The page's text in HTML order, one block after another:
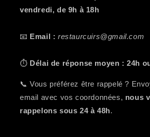
vendredi, de 9h à 18h
📧 Email : restaurcuirs@gmail.com
⏱️ Délai de réponse moyen : 24h
📞 Vous préférez être rappelé ?
email avec vos coordonnées, nous
rappelons sous 24 à 48h.